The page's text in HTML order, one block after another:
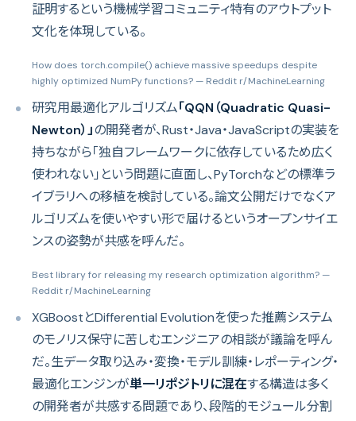
証明するという機械学習コミュニティ特有のアウトプット
文化を体現している。
How does torch.compile() achieve massive speedups despite
highly optimized NumPy functions? — Reddit r/MachineLearning
研究用最適化アルゴリズム「QQN（Quadratic Quasi-
Newton）」の開発者が、Rust・Java・JavaScriptの実装を
持ちながら「独自フレームワークに依存しているため広く
使われない」という問題に直面し、PyTorchなどの標準ラ
イブラリへの移植を検討している。論文公開だけでなくア
ルゴリズムを使いやすい形で届けるというオープンサイエ
ンスの姿勢が共感を呼んだ。
Best library for releasing my research optimization algorithm? —
Reddit r/MachineLearning
XGBoostとDifferential Evolutionを使った推薦システム
のモノリス保守に苦しむエンジニアの相談が議論を呼ん
だ。生データ取り込み・変換・モデル訓練・レポーティング・
最適化エンジンが単一リポジトリに混在する構造は多く
の開発者が共感する問題であり、段階的モジュール分割